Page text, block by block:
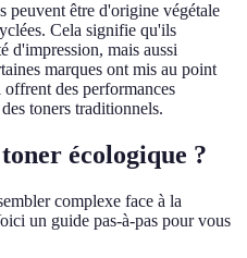
peuvent être d'origine végétale
Cela signifie qu'ils
d'impression, mais aussi
marques ont mis au point
offrent des performances
toners traditionnels.
écologique ?
complexe face à la
un guide pas-à-pas pour vous